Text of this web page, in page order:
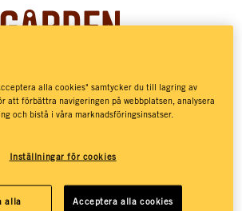
dig med allt som rör odling, djur och
hittar du ett basutbud av
och massor av inspiration – så att du
har stöttat drömmar sedan 1880,
Idag, mer än 140 år senare, har
alla cookies" samtycker du till lagring av
att förbättra navigeringen på webbplatsen, analysera
och bistå i våra marknadsföringsinsatser.
Inställningar för cookies
alla Acceptera alla cookies